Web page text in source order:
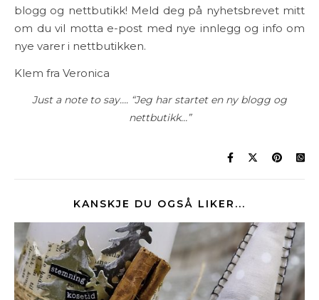
blogg og nettbutikk! Meld deg på nyhetsbrevet mitt
om du vil motta e-post med nye innlegg og info om
nye varer i nettbutikken.
Klem fra Veronica
Just a note to say…. “Jeg har startet en ny blogg og
nettbutikk…”
KANSKJE DU OGSÅ LIKER...